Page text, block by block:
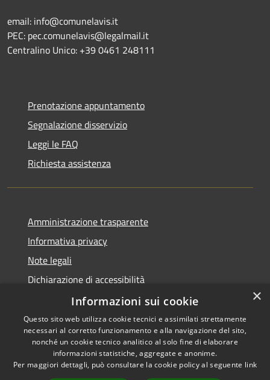
email: info@comunelavis.it
PEC: pec.comunelavis@legalmail.it
Centralino Unico: +39 0461 248111
Prenotazione appuntamento
Segnalazione disservizio
Leggi le FAQ
Richiesta assistenza
Amministrazione trasparente
Informativa privacy
Note legali
Dichiarazione di accessibilità
Informative Privacy
RSS
Accessibilità
Copyright © 2026 • Comune di
×
Informazioni sui cookie
Questo sito web utilizza cookie tecnici e assimilati strettamente
necessari al corretto funzionamento e alla navigazione del sito,
nonché un cookie tecnico analitico al solo fine di elaborare
informazioni statistiche, aggregate e anonime.
Per maggiori dettagli, può consultare la cookie policy al seguente link